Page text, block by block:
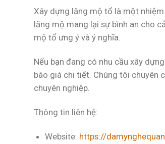
Xây dựng lăng mộ tổ là một
lăng mộ mang lại sự bình an cho
mộ tổ ưng ý và ý nghĩa.
Nếu bạn đang có nhu cầu xây
báo giá chi tiết. Chúng tôi chuyên
chuyên nghiệp.
Thông tin liên hệ:
Website: https://